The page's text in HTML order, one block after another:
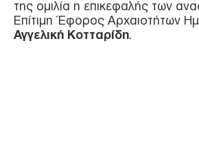
της ομιλία η επικεφαλής των
Επίτιμη Έφορος Αρχαιοτήτων
Αγγελική Κοτταρίδη.